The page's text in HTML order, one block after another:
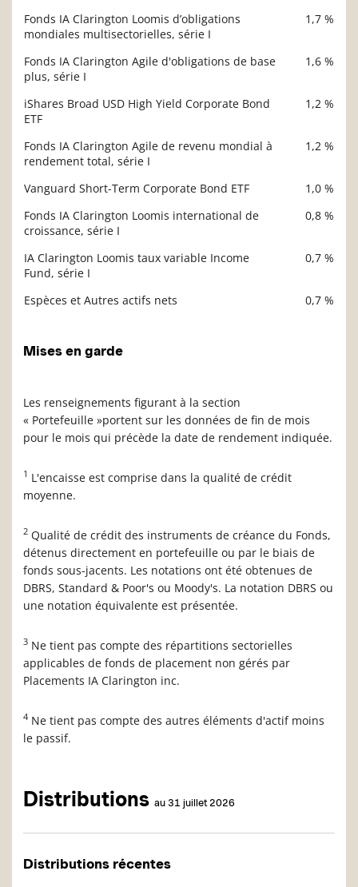
Fonds IA Clarington Loomis d’obligations
mondiales multisectorielles, série I
1,7 %
Fonds IA Clarington Agile d'obligations de base
plus, série I
1,6 %
iShares Broad USD High Yield Corporate Bond
ETF
1,2 %
Fonds IA Clarington Agile de revenu mondial à
rendement total, série I
1,2 %
Vanguard Short-Term Corporate Bond ETF
1,0 %
Fonds IA Clarington Loomis international de
croissance, série I
0,8 %
IA Clarington Loomis taux variable Income
Fund, série I
0,7 %
Espèces et Autres actifs nets 0,7 %
Mises en garde
Les renseignements figurant à la section
« Portefeuille »portent sur les données de fin de mois
pour le mois qui précède la date de rendement indiquée.
1 L'encaisse est comprise dans la qualité de crédit
moyenne.
2 Qualité de crédit des instruments de créance du Fonds,
détenus directement en portefeuille ou par le biais de
fonds sous-jacents. Les notations ont été obtenues de
DBRS, Standard & Poor's ou Moody's. La notation DBRS ou
une notation équivalente est présentée.
3 Ne tient pas compte des répartitions sectorielles
applicables de fonds de placement non gérés par
Placements IA Clarington inc.
4 Ne tient pas compte des autres éléments d'actif moins
le passif.
Distributions au 31 juillet 2026
Distributions récentes